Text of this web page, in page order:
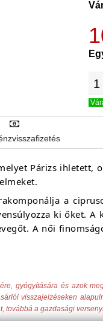
Párizs ihletett,
a
ki őket.
A női
gyógyítására és azok
visszajelzéseken
továbbá a gazdasági